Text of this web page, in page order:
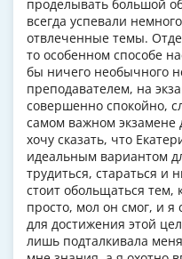
проделывать большой
всегда успевали
отвлеченные темы.
то особенном способе
бы ничего необычного
преподавателем, на
совершенно спокойно,
самом важном
хочу сказать, что
идеальным вариантом
трудиться, стараться и
стоит обольщаться тем,
просто, мол он смог, и я
для достижения этой
лишь подталкивала